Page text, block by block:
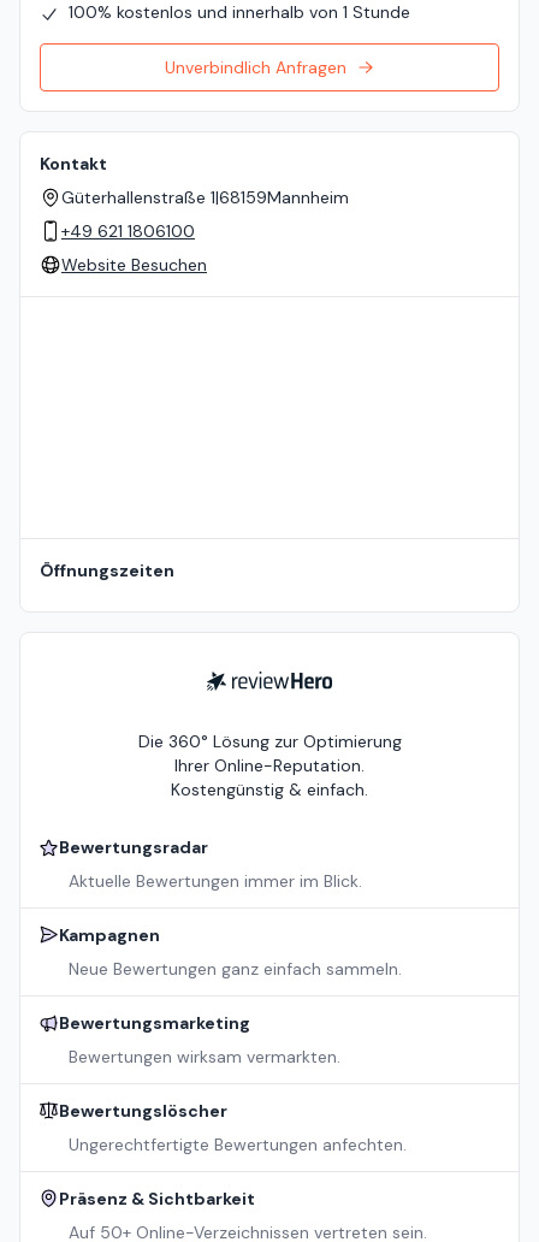
100% kostenlos und innerhalb von 1 Stunde
Unverbindlich Anfragen
Kontakt
Güterhallenstraße 1|68159Mannheim
+49 621 1806100
Website Besuchen
Öffnungszeiten
ReviewHero
Die 360° Lösung zur Optimierung
Ihrer Online-Reputation.
Kostengünstig & einfach.
Bewertungsradar
Aktuelle Bewertungen immer im Blick.
Kampagnen
Neue Bewertungen ganz einfach sammeln.
Bewertungsmarketing
Bewertungen wirksam vermarkten.
Bewertungslöscher
Ungerechtfertigte Bewertungen anfechten.
Präsenz & Sichtbarkeit
Auf 50+ Online-Verzeichnissen vertreten sein.